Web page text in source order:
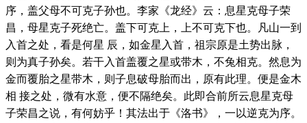
序，盖父母不可克子孙也。李家《龙经》云：息星克母子荣
昌，母星克子死绝亡。盖下可克上，上不可克下也。凡山一到
入首之处，看是何星 辰，如金星入首，祖宗原是土势出脉，
则为真子孙矣。若干入首盖覆之星或带木，不兔相克。然息为
金而覆胎之星带木，则子息破母胎而出，原有此理。便是金木
相 接之处，微有水意，便不隔绝矣。此即合前所云息星克母
子荣昌之说，有何妨乎！其法出于《洛书》，一以逆克为序。